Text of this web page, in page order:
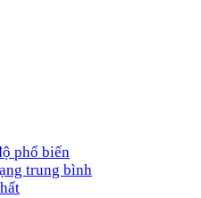
phổ biến
trung bình